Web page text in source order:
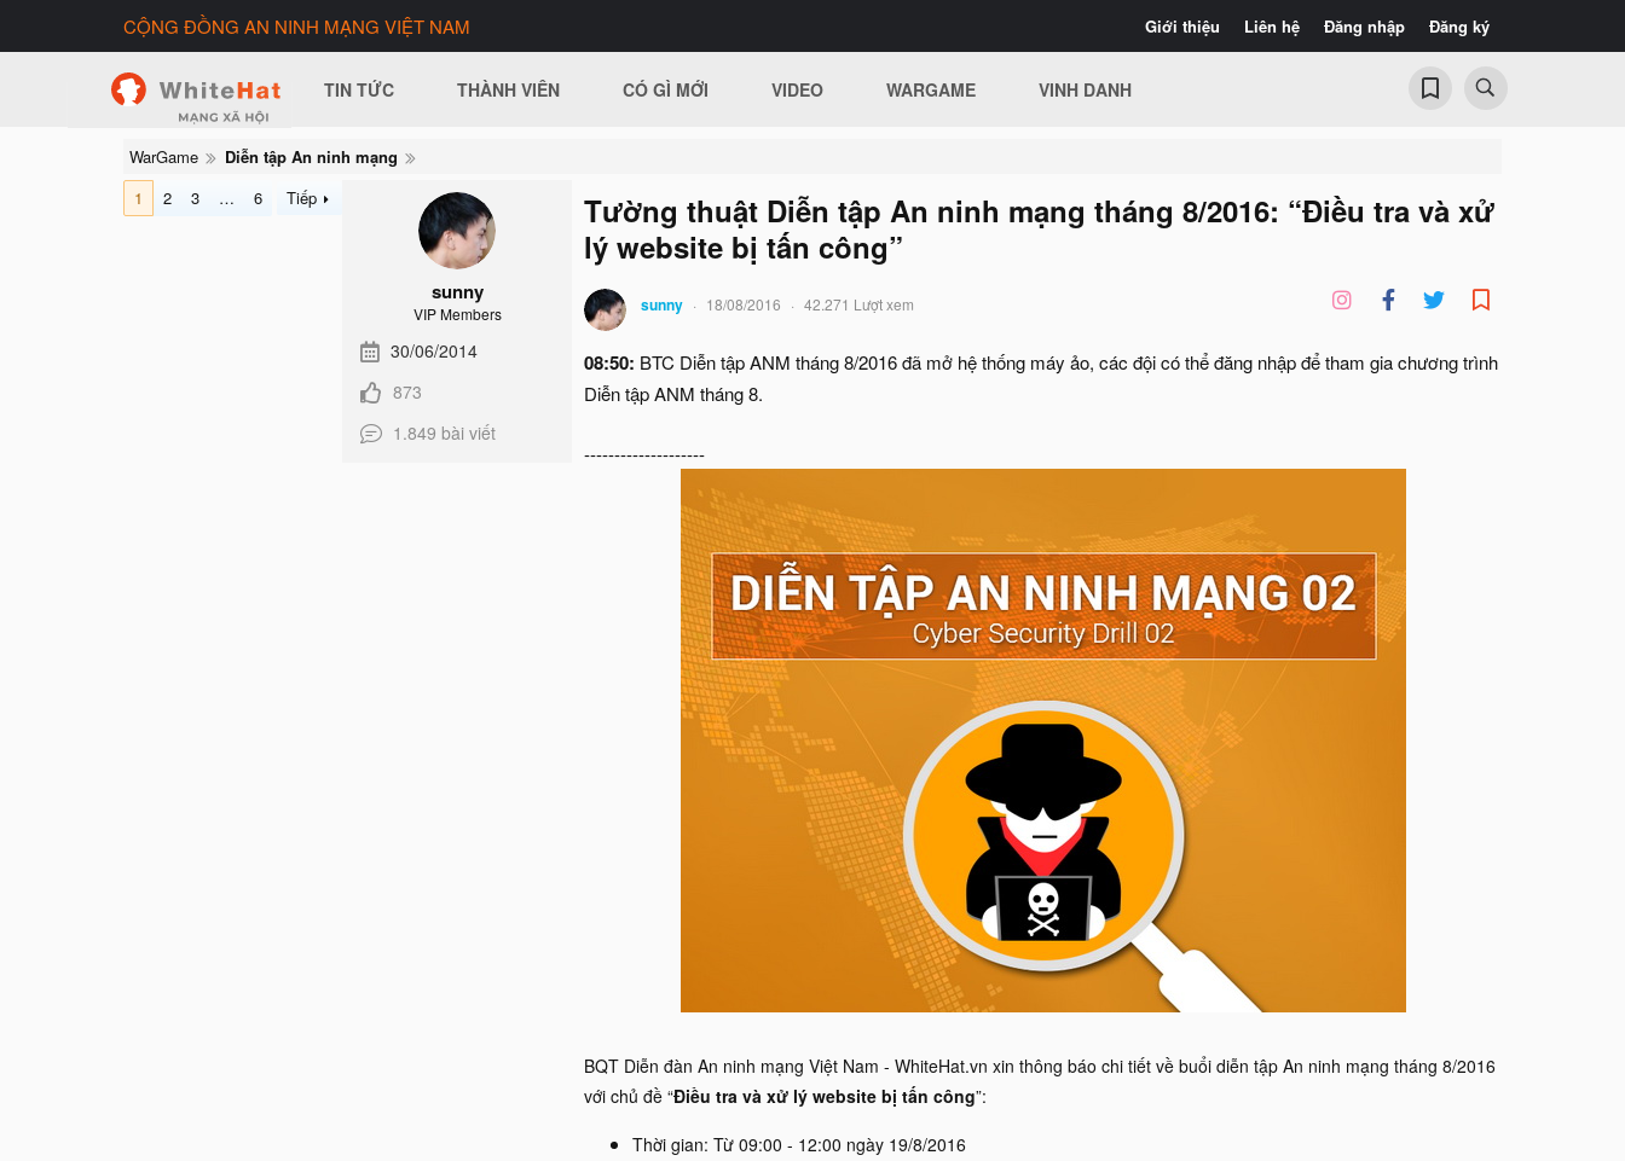
Giới thiệu Liên hệ Đăng nhập Đăng ký
CỘNG ĐỒNG AN NINH MẠNG VIỆT NAM
TIN TỨC THÀNH VIÊN CÓ GÌ MỚI VIDEO WARGAME VINH DANH
WarGame
Diễn tập An ninh mạng
1
2 3 … 6 Tiếp
sunny
VIP Members
30/06/2014
873
1.849 bài viết
Tường thuật Diễn tập An ninh mạng tháng 8/2016: “Điều tra và xử
lý website bị tấn công”
sunny 18/08/2016 42.271 Lượt xem
08:50: BTC Diễn tập ANM tháng 8/2016 đã mở hệ thống máy ảo, các đội có thể đăng nhập để tham gia chương trình
Diễn tập ANM tháng 8.
--------------------
BQT Diễn đàn An ninh mạng Việt Nam - WhiteHat.vn xin thông báo chi tiết về buổi diễn tập An ninh mạng tháng 8/2016
với chủ đề “Điều tra và xử lý website bị tấn công”:
Thời gian: Từ 09:00 - 12:00 ngày 19/8/2016